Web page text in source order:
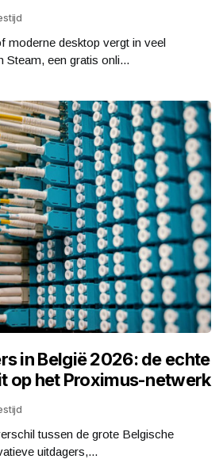
moderne desktop vergt in veel
Steam, een gratis onli...
in België 2026: de echte
op het Proximus-netwerk
tussen de grote Belgische
uitdagers,...